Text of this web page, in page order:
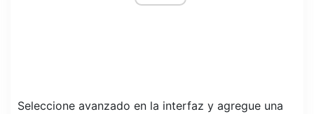
Seleccione avanzado en la interfaz y agregue una